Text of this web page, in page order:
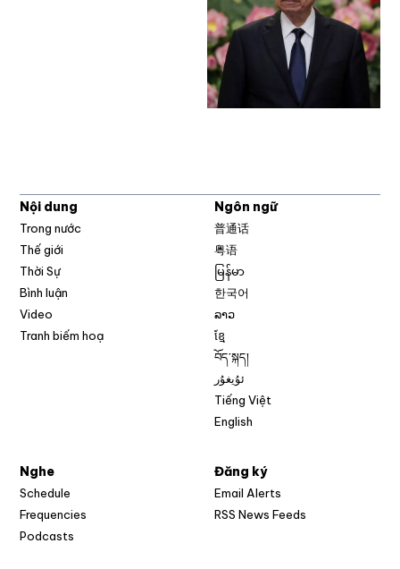
Nội dung
Trong nước
Thế giới
Thời Sự
Bình luận
Video
Tranh biếm hoạ
Ngôn ngữ
普通话
粤语
မြန်မာ
한국어
ລາວ
ខ្មែ
བོད་སྐད།
ئۇيغۇر
Tiếng Việt
English
Nghe
Schedule
Frequencies
Podcasts
Đăng ký
Email Alerts
RSS News Feeds